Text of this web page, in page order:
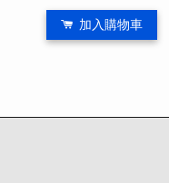
加入購物車